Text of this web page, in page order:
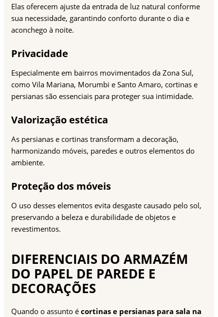
Elas oferecem ajuste da entrada de luz natural conforme
sua necessidade, garantindo conforto durante o dia e
aconchego à noite.
Privacidade
Especialmente em bairros movimentados da Zona Sul,
como Vila Mariana, Morumbi e Santo Amaro, cortinas e
persianas são essenciais para proteger sua intimidade.
Valorização estética
As persianas e cortinas transformam a decoração,
harmonizando móveis, paredes e outros elementos do
ambiente.
Proteção dos móveis
O uso desses elementos evita desgaste causado pelo sol,
preservando a beleza e durabilidade de objetos e
revestimentos.
DIFERENCIAIS DO ARMAZÉM
DO PAPEL DE PAREDE E
DECORAÇÕES
Quando o assunto é cortinas e persianas para sala na